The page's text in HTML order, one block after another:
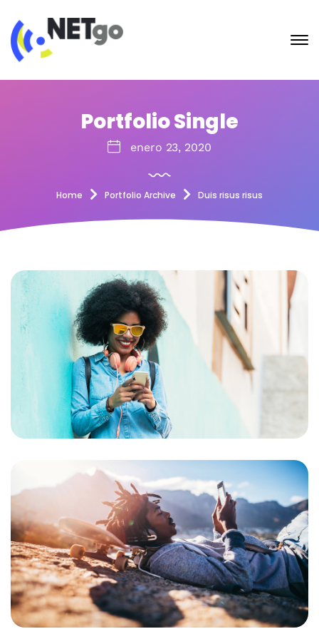
Portfolio Single
enero 23, 2020
Home Portfolio Archive Duis risus risus